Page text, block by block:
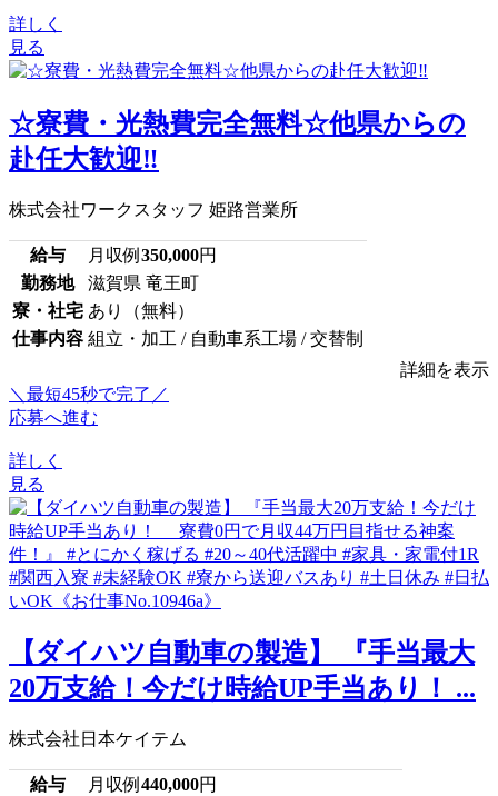
詳しく
見る
☆寮費・光熱費完全無料☆他県からの
赴任大歓迎‼
株式会社ワークスタッフ 姫路営業所
給与 月収例 350,000円
勤務地
滋賀県 竜王町
寮・社宅 あり（無料）
仕事内容 組立・加工 / 自動車系工場 / 交替制
詳細を表示
＼最短45秒で完了／
応募へ進む
詳しく
見る
【ダイハツ自動車の製造】 『手当最大
20万支給！今だけ時給UP手当あり！ ...
株式会社日本ケイテム
給与 月収例 440,000円